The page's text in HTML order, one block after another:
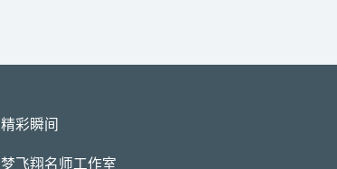
精彩瞬间
梦飞翔名师工作室